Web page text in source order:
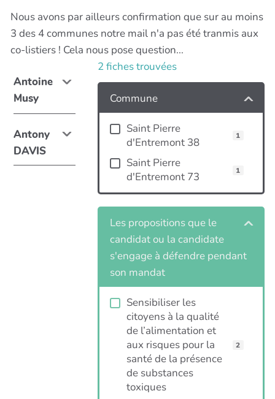
Nous avons par ailleurs confirmation que sur au moins
3 des 4 communes notre mail n'a pas été tranmis aux
co-listiers ! Cela nous pose question...
2fiches trouvées
Commune
Saint Pierre
d'Entremont 38
1
Saint Pierre
d'Entremont 73
1
Les propositions que le
candidat ou la candidate
s'engage à défendre pendant
son mandat
Sensibiliser les
citoyens à la qualité
de l’alimentation et
aux risques pour la
santé de la présence
de substances
toxiques
2
Antoine
Musy
Antony
DAVIS